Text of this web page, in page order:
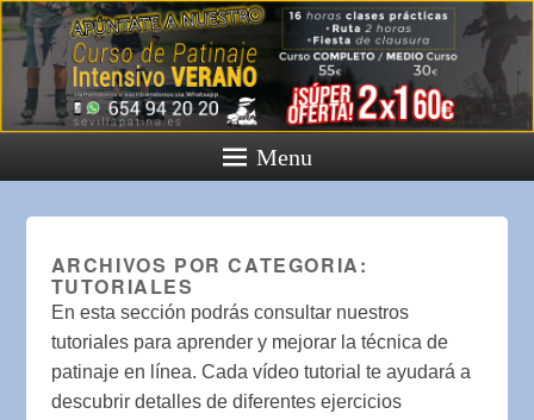
Menu
ARCHIVOS POR CATEGORIA:
TUTORIALES
En esta sección podrás consultar nuestros
tutoriales para aprender y mejorar la técnica de
patinaje en línea. Cada vídeo tutorial te ayudará a
descubrir detalles de diferentes ejercicios